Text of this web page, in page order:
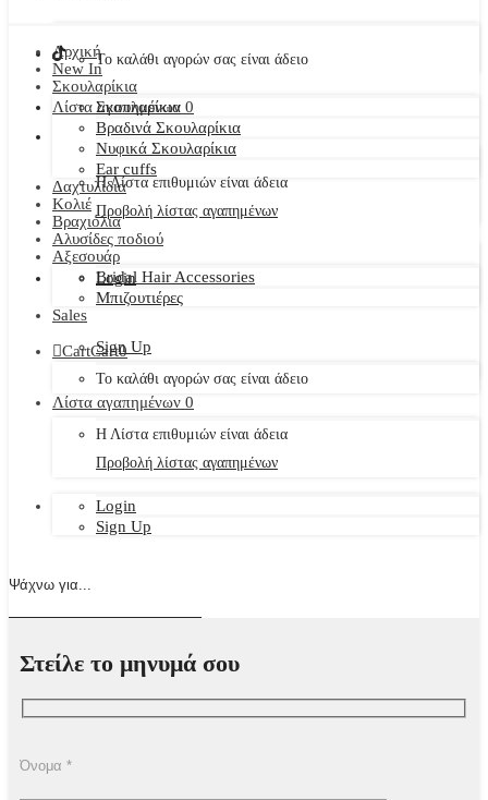
Το καλάθι αγορών σας είναι άδειο
Λίστα αγαπημένων 0
Η Λίστα επιθυμιών είναι άδεια
Προβολή λίστας αγαπημένων
Login
Sign Up
Αρχική
New In
Σκουλαρίκια
Σκουλαρίκια
Βραδινά Σκουλαρίκια
Νυφικά Σκουλαρίκια
Ear cuffs
Δαχτυλίδια
Κολιέ
Βραχιόλια
Αλυσίδες ποδιού
Αξεσουάρ
Bridal Hair Accessories
Μπιζουτιέρες
Sales
CartCart0
Το καλάθι αγορών σας είναι άδειο
Λίστα αγαπημένων 0
Η Λίστα επιθυμιών είναι άδεια
Προβολή λίστας αγαπημένων
Login
Sign Up
Στείλε το μηνυμά σου